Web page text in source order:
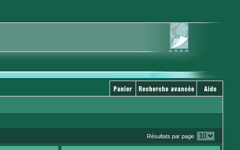
Résultats par page